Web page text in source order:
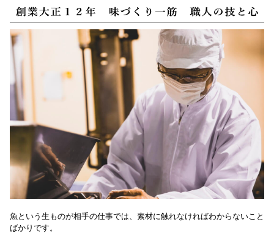
魚という生ものが相手の仕事では、素材に触れなければわからないこと
ばかりです。